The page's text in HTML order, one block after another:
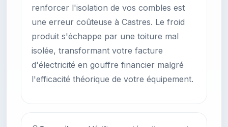
renforcer l'isolation de vos combles est
une erreur coûteuse à Castres. Le froid
produit s'échappe par une toiture mal
isolée, transformant votre facture
d'électricité en gouffre financier malgré
l'efficacité théorique de votre équipement.